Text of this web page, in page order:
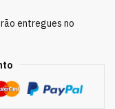
entregues no